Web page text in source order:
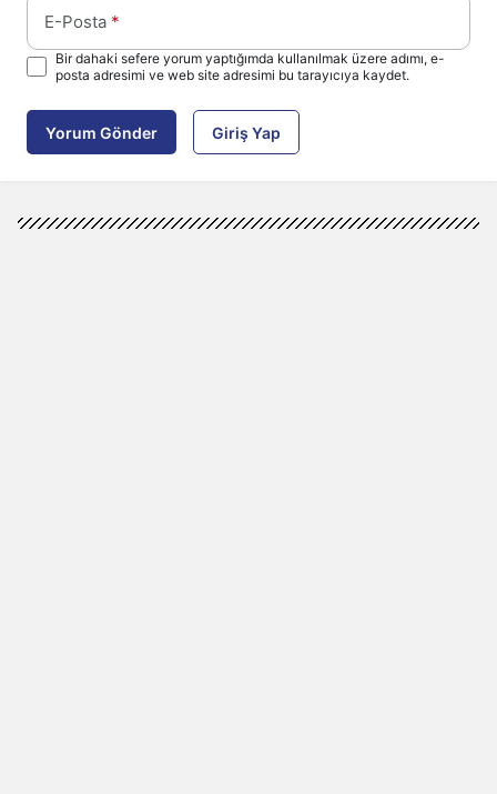
E-Posta *
Bir dahaki sefere yorum yaptığımda kullanılmak üzere adımı, e-
posta adresimi ve web site adresimi bu tarayıcıya kaydet.
Yorum Gönder Giriş Yap